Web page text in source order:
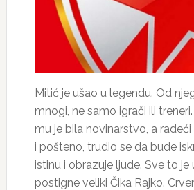
Mitić je ušao u legendu. Od
mnogi, ne samo igrači ili
mu je bila novinarstvo, a
i pošteno, trudio se da bude
istinu i obrazuje ljude. Sve to je
postigne veliki Čika Rajko.